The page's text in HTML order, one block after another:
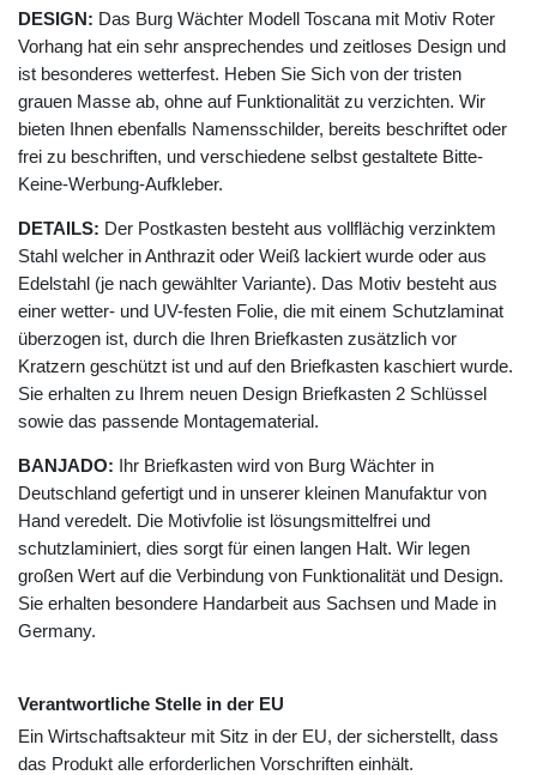
DESIGN: Das Burg Wächter Modell Toscana mit Motiv Roter
Vorhang hat ein sehr ansprechendes und zeitloses Design und
ist besonderes wetterfest. Heben Sie Sich von der tristen
grauen Masse ab, ohne auf Funktionalität zu verzichten. Wir
bieten Ihnen ebenfalls Namensschilder, bereits beschriftet oder
frei zu beschriften, und verschiedene selbst gestaltete Bitte-
Keine-Werbung-Aufkleber.
DETAILS: Der Postkasten besteht aus vollflächig verzinktem
Stahl welcher in Anthrazit oder Weiß lackiert wurde oder aus
Edelstahl (je nach gewählter Variante). Das Motiv besteht aus
einer wetter- und UV-festen Folie, die mit einem Schutzlaminat
überzogen ist, durch die Ihren Briefkasten zusätzlich vor
Kratzern geschützt ist und auf den Briefkasten kaschiert wurde.
Sie erhalten zu Ihrem neuen Design Briefkasten 2 Schlüssel
sowie das passende Montagematerial.
BANJADO: Ihr Briefkasten wird von Burg Wächter in
Deutschland gefertigt und in unserer kleinen Manufaktur von
Hand veredelt. Die Motivfolie ist lösungsmittelfrei und
schutzlaminiert, dies sorgt für einen langen Halt. Wir legen
großen Wert auf die Verbindung von Funktionalität und Design.
Sie erhalten besondere Handarbeit aus Sachsen und Made in
Germany.
Verantwortliche Stelle in der EU
Ein Wirtschaftsakteur mit Sitz in der EU, der sicherstellt, dass
das Produkt alle erforderlichen Vorschriften einhält.